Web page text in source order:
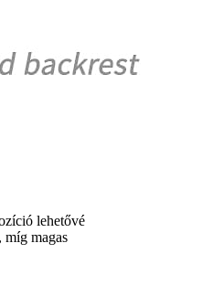
lehetővé
míg magas